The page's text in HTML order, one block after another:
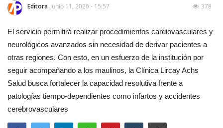
Editora Junio 11, 2026 - 15:57 378
El servicio permitirá realizar procedimientos cardiovasculares y
neurológicos avanzados sin necesidad de derivar pacientes a
otras regiones. Con esto, en un esfuerzo de la institución por
seguir acompañando a los maulinos, la Clínica Lircay Achs
Salud busca fortalecer la capacidad resolutiva frente a
patologías tiempo-dependientes como infartos y accidentes
cerebrovasculares